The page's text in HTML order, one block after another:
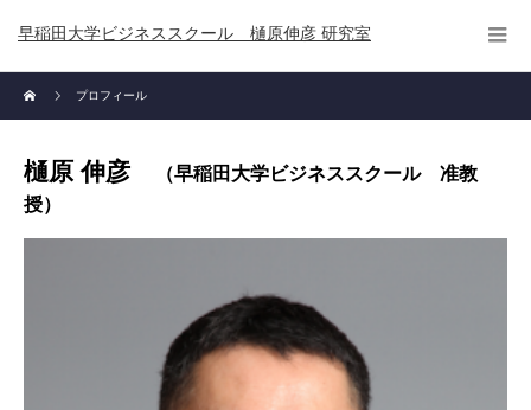
早稲田大学ビジネススクール 樋原伸彦 研究室
プロフィール
樋原 伸彦
（早稲田大学ビジネススクール 准教
授）